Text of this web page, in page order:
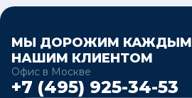
МЫ ДОРОЖИМ КАЖДЫМ
НАШИМ КЛИЕНТОМ
Офис в Москве
+7 (495) 925-34-53